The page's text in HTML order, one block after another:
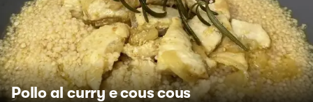
Pollo al curry e cous cous